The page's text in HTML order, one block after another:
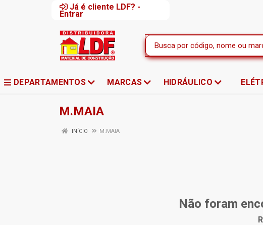
Já é cliente LDF? -
Entrar
DEPARTAMENTOS MARCAS HIDRÁULICO
M.MAIA
INÍCIO M.MAIA
Não foram